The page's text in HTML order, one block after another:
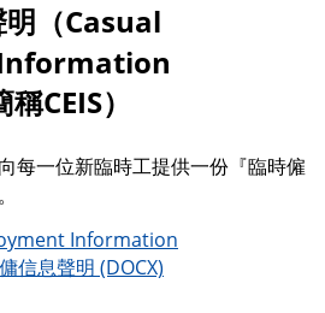
明（Casual
CEIS）
每一位新臨時工提供一份『臨時僱
Information
信息聲明
Information Statement 臨